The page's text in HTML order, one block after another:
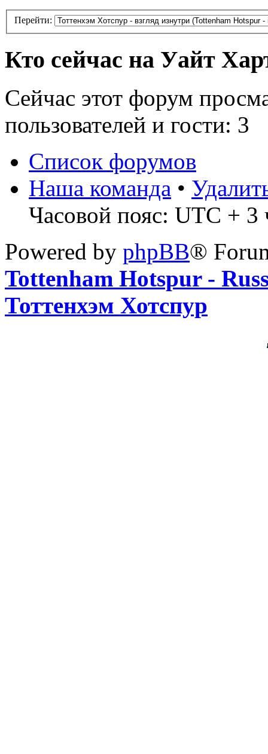
Перейти:
Кто сейчас на Уайт
Сейчас этот форум
пользователей и гости: 3
Список форумов
Наша команда •
Часовой пояс: UTC + 3
Powered by phpBB®
Tottenham Hotspur -
Тоттенхэм Хотспур